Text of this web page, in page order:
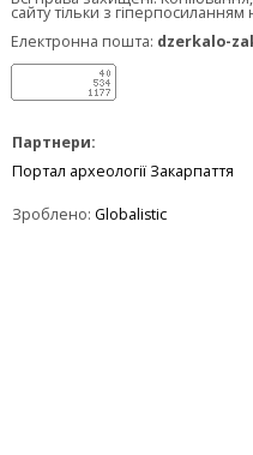
сайту тільки з гіперпосиланням
Електронна пошта: dzerkalo-
Партнери:
Портал археології Закарпаття
Зроблено: Globalistic